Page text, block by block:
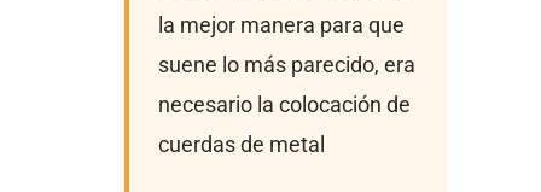
la mejor manera para que
suene lo más parecido, era
necesario la colocación de
cuerdas de metal